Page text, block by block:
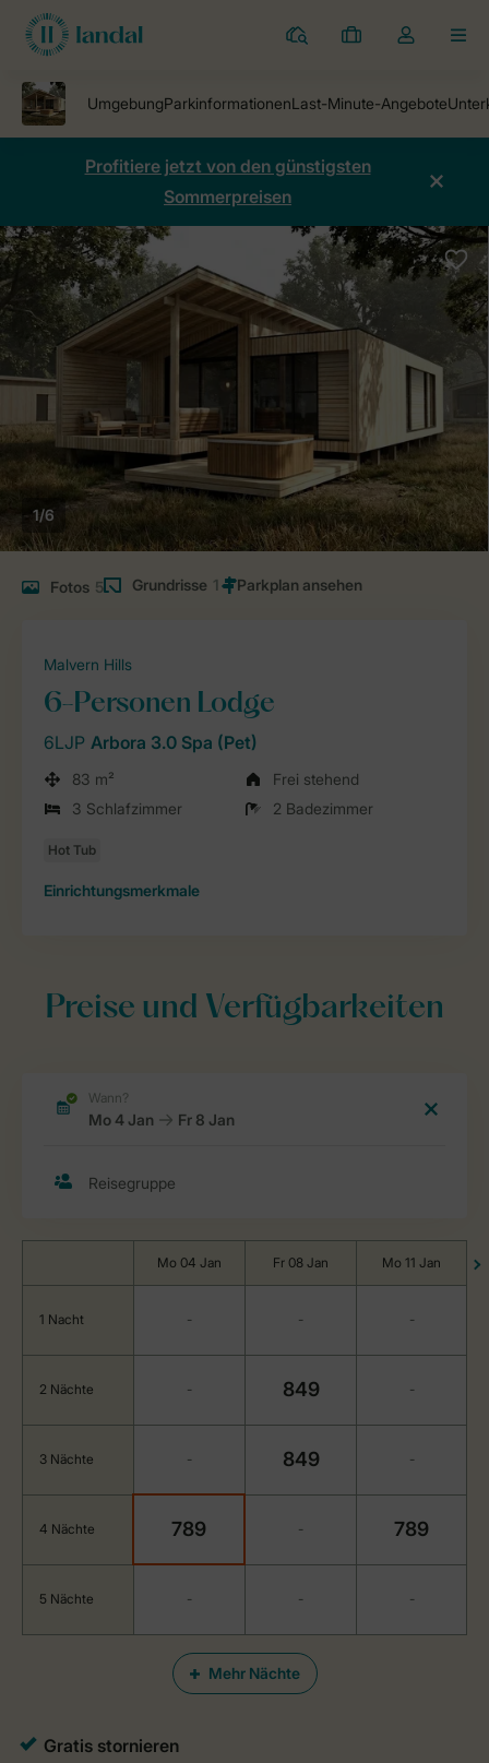
Ferienparks
Meine
Dropdown-
Kontos
öffnen
Profitiere jetzt von den günstigsten
Sommerpreisen
1/6
Fotos 5 Grundrisse 1
Malvern Hills
6-Personen Lodge
6LJP Arbora 3.0 Spa (Pet)
83 m²
Frei stehend
3 Schlafzimmer
2 Badezimmer
Einrichtungsmerkmale
Preise und Verfügbarkeiten
Mehr Nächte
Mo 04 Jan Fr 08 Jan Mo 11 Jan
1 Nacht - - -
2 Nächte - 849 -
3 Nächte - 849 -
4 Nächte 789 - 789
5 Nächte - - -